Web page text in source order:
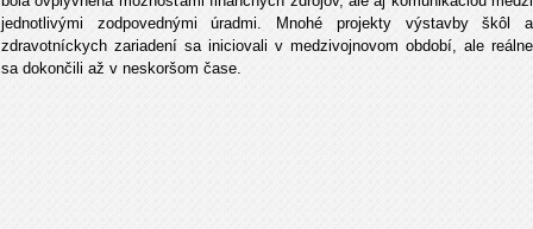
jednotlivými zodpovednými úradmi. Mnohé projekty výstavby škôl a
zdravotníckych zariadení sa iniciovali v medzivojnovom období, ale reálne
sa dokončili až v neskoršom čase.